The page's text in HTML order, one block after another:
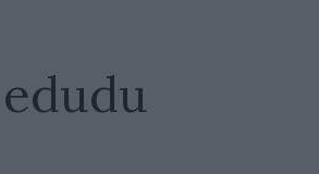
edudu